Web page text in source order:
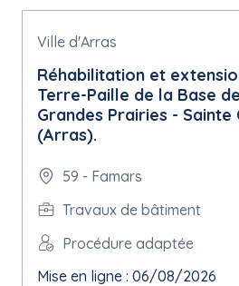
Ville d'Arras
Réhabilitation et
Terre-Paille de la Base
Grandes Prairies - Sainte
(Arras).
59 - Famars
Travaux de bâtiment
Procédure adaptée
Mise en ligne : 06/08/2026